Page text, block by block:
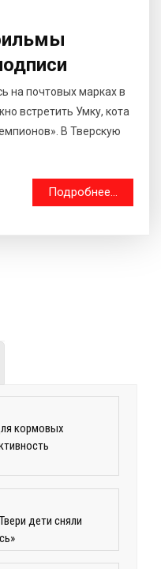
на почтовых марках в
встретить Умку, кота
В Тверскую
Подробнее...
кормовых
дети сняли